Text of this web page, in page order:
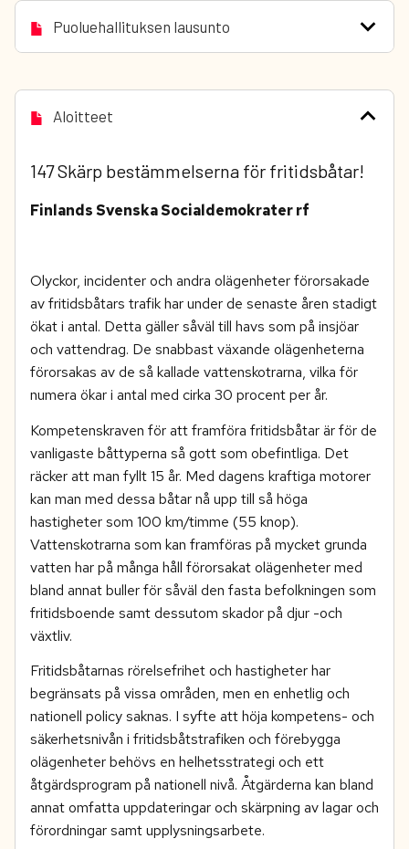
Puoluehallituksen lausunto
Aloitteet
147 Skärp bestämmelserna för fritidsbåtar!
Finlands Svenska Socialdemokrater rf
Olyckor, incidenter och andra olägenheter förorsakade
av fritidsbåtars trafik har under de senaste åren stadigt
ökat i antal. Detta gäller såväl till havs som på insjöar
och vattendrag. De snabbast växande olägenheterna
förorsakas av de så kallade vattenskotrarna, vilka för
numera ökar i antal med cirka 30 procent per år.
Kompetenskraven för att framföra fritidsbåtar är för de
vanligaste båttyperna så gott som obefintliga. Det
räcker att man fyllt 15 år. Med dagens kraftiga motorer
kan man med dessa båtar nå upp till så höga
hastigheter som 100 km/timme (55 knop).
Vattenskotrarna som kan framföras på mycket grunda
vatten har på många håll förorsakat olägenheter med
bland annat buller för såväl den fasta befolkningen som
fritidsboende samt dessutom skador på djur -och
växtliv.
Fritidsbåtarnas rörelsefrihet och hastigheter har
begränsats på vissa områden, men en enhetlig och
nationell policy saknas. I syfte att höja kompetens- och
säkerhetsnivån i fritidsbåtstrafiken och förebygga
olägenheter behövs en helhetsstrategi och ett
åtgärdsprogram på nationell nivå. Åtgärderna kan bland
annat omfatta uppdateringar och skärpning av lagar och
förordningar samt upplysningsarbete.